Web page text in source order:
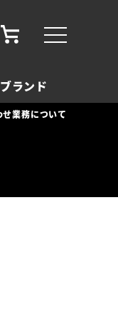
ランド
せ業務について